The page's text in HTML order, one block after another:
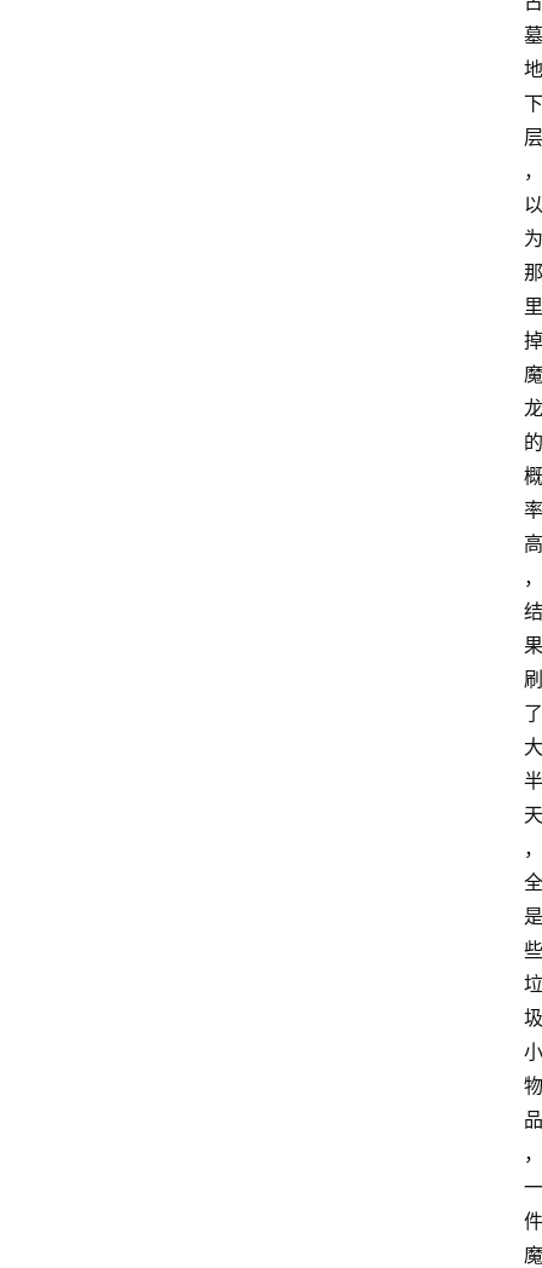
墓
地
下
层
，
以
为
那
里
掉
魔
龙
的
概
率
高
，
结
果
刷
了
大
半
天
，
全
是
些
垃
圾
小
物
品
，
一
件
魔